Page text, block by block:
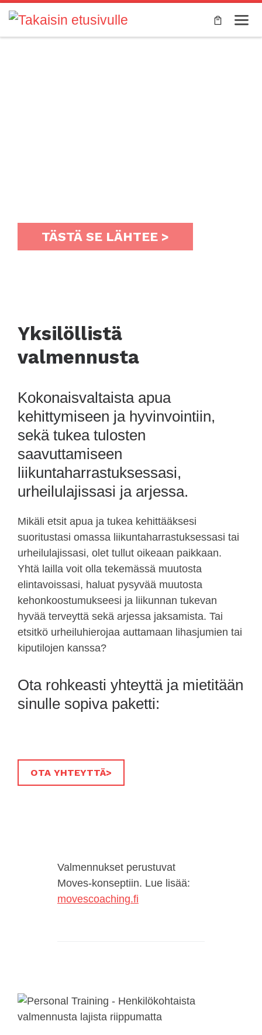
Skip to content
TÄSTÄ SE LÄHTEE >
Yksilöllistä
valmennusta
Kokonaisvaltaista apua
kehittymiseen ja hyvinvointiin,
sekä tukea tulosten
saavuttamiseen
liikuntaharrastuksessasi,
urheilulajissasi ja arjessa.
Mikäli etsit apua ja tukea kehittääksesi
suoritustasi omassa liikuntaharrastuksessasi tai
urheilulajissasi, olet tullut oikeaan paikkaan.
Yhtä lailla voit olla tekemässä muutosta
elintavoissasi, haluat pysyvää muutosta
kehonkoostumukseesi ja liikunnan tukevan
hyvää terveyttä sekä arjessa jaksamista. Tai
etsitkö urheiluhierojaa auttamaan lihasjumien tai
kiputilojen kanssa?
Ota rohkeasti yhteyttä ja mietitään
sinulle sopiva paketti:
OTA YHTEYTTÄ>
Valmennukset perustuvat
Moves-konseptiin. Lue lisää:
movescoaching.fi